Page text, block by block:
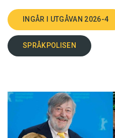
INGÅR I UTGÅVAN 2026-4
SPRÅKPOLISEN